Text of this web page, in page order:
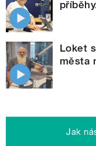
Loket
města
Jak